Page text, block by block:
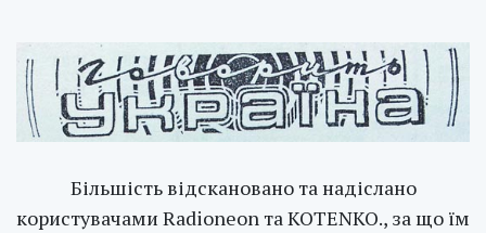
Більшість відскановано та надіслано
користувачами Radioneon та KOTENKO., за що їм